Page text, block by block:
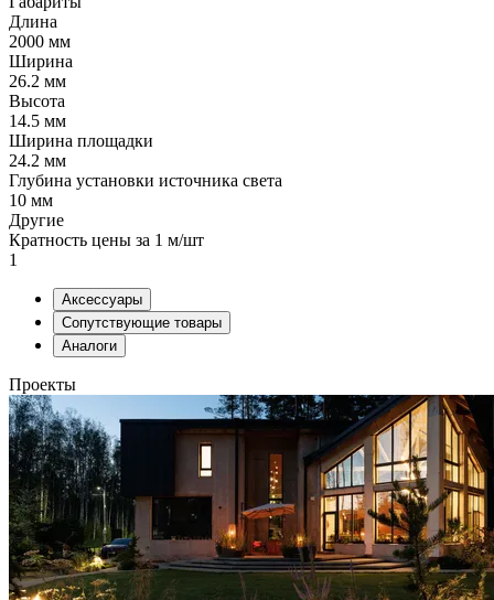
Длина
2000 мм
Ширина
26.2 мм
Высота
14.5 мм
Ширина площадки
24.2 мм
Глубина установки источника света
10 мм
Другие
Кратность цены за 1 м/шт
1
Аксессуары
Сопутствующие товары
Аналоги
Проекты